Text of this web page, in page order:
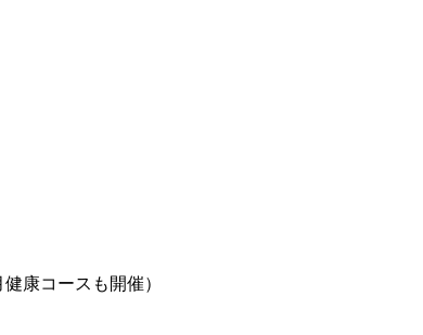
康コースも開催）